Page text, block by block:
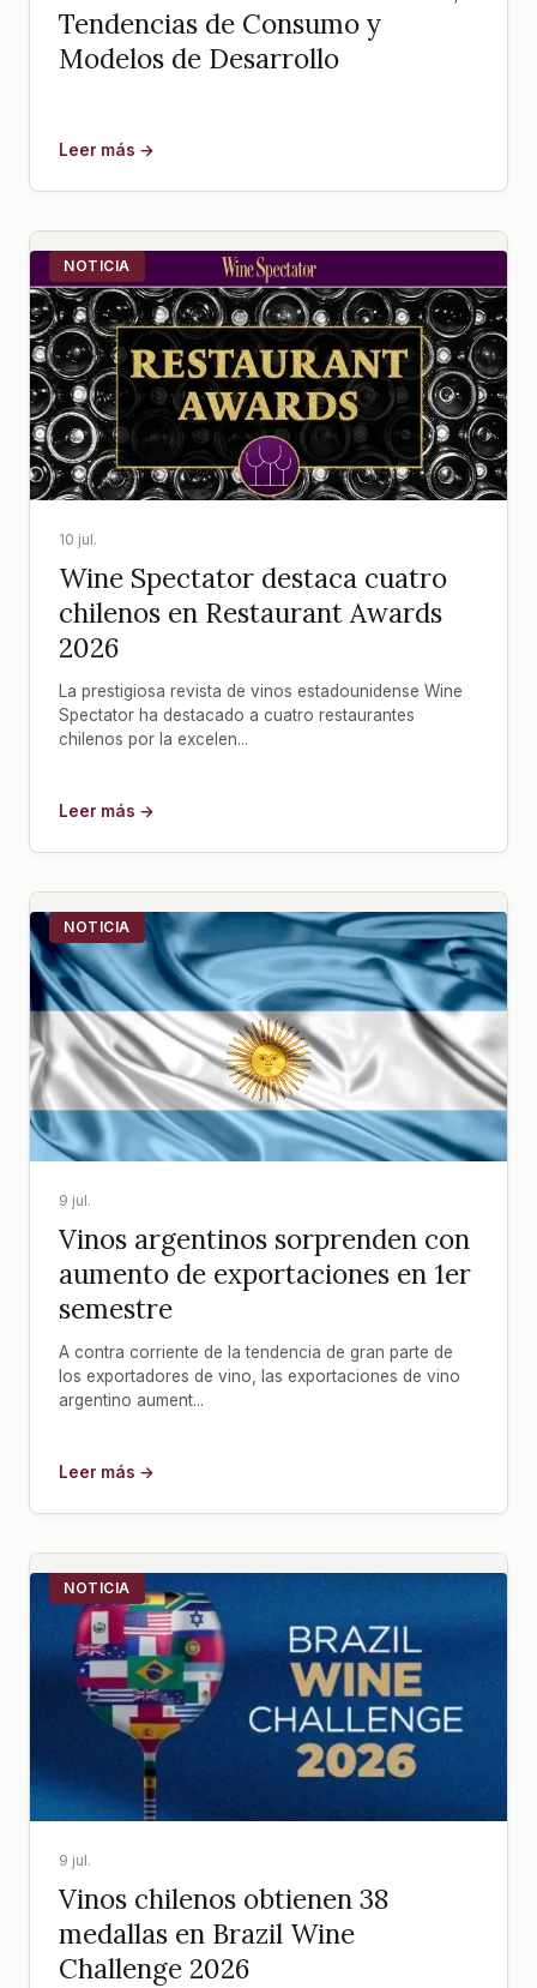
Tendencias de Consumo y
Modelos de Desarrollo
Leer más →
NOTICIA
10 jul.
Wine Spectator destaca cuatro
chilenos en Restaurant Awards
2026
La prestigiosa revista de vinos estadounidense Wine
Spectator ha destacado a cuatro restaurantes
chilenos por la excelen...
Leer más →
NOTICIA
9 jul.
Vinos argentinos sorprenden con
aumento de exportaciones en 1er
semestre
A contra corriente de la tendencia de gran parte de
los exportadores de vino, las exportaciones de vino
argentino aument...
Leer más →
NOTICIA
9 jul.
Vinos chilenos obtienen 38
medallas en Brazil Wine
Challenge 2026